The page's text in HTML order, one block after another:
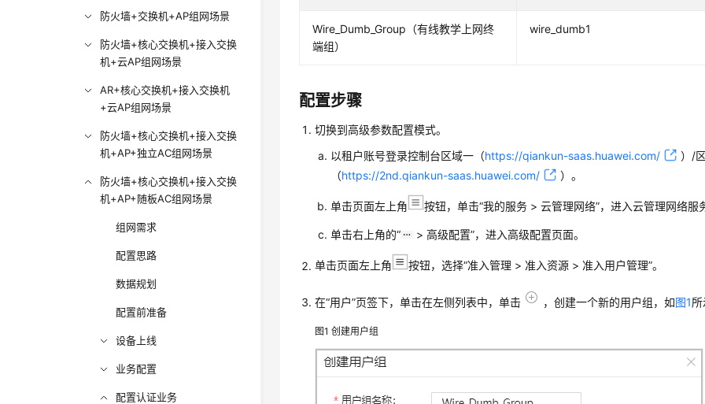
防火墙+交换机+AP组网场景
防火墙+核心交换机+接入交换
机+云AP组网场景
AR+核心交换机+接入交换机
+云AP组网场景
防火墙+核心交换机+接入交换
机+AP+独立AC组网场景
防火墙+核心交换机+接入交换
机+AP+随板AC组网场景
组网需求
配置思路
数据规划
配置前准备
设备上线
业务配置
配置认证业务
Wire_Dumb_Group（有线教学上网终
端组）
wire_dumb1
配置步骤
切换到高级参数配置模式。
以租户账号登录控制台区域一（https://qiankun-saas.huawei.com/
）/
（https://2nd.qiankun-saas.huawei.com/ ）。
单击页面左上角 按钮，单击“我的服务 > 云管理网络”，进入云管理网络服
单击右上角的“ > 高级配置”，进入高级配置页面。
单击页面左上角 按钮，选择“准入管理 > 准入资源 > 准入用户管理”。
在“用户”页签下，单击在左侧列表中，单击 ，创建一个新的用户组，如图1
图1创建用户组